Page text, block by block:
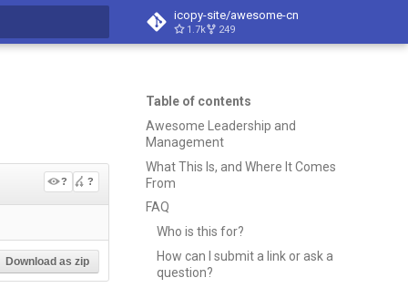
icopy-site/awesome-cn
1.7k 249
Table of contents
Awesome Leadership and
Management
What This Is, and Where It Comes
From
FAQ
Who is this for?
How can I submit a link or ask a
question?
? ?
Download as zip